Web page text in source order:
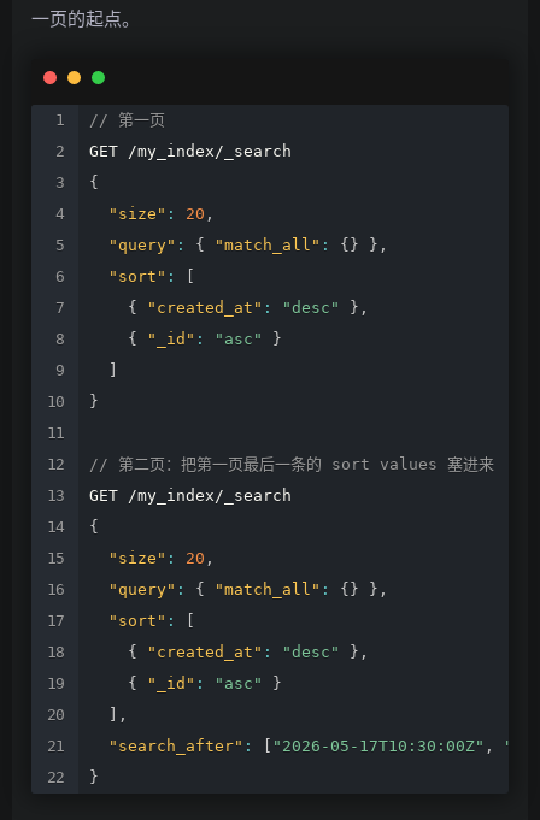
一页的起点。
//
第一页
GET /my_index/_search
{
"size" : 20 ,
"query" : { "match_all" : { } } ,
"sort" :
{
"created_at" : "desc" } ,
{
"_id" : "asc"
}
}
// 第二页：把第一页最后一条的 sort values 塞进来
GET /my_index/_search
{
"size" : 20 ,
"query" : { "match_all" : { } } ,
"sort" :
{
"created_at" : "desc" } ,
{
"_id" : "asc"
}
,
"search_after" : "2026-05-17T10:30:00Z" ,
}